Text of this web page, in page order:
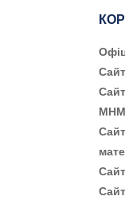
МНМ